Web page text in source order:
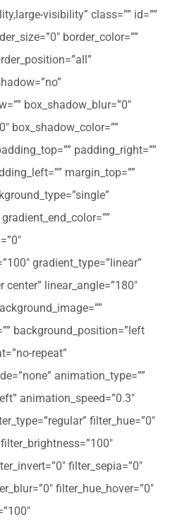
visibility” class=”” id=””
border_color=””
box_shadow_blur=”0″
box_shadow_color=””
padding_right=””
margin_top=””
gradient_type=”linear”
center” linear_angle=”180″
background_position=”left
repeat”
animation_type=””
animation_speed=”0.3″
filter_hue=”0″
filter_sepia=”0″
filter_hue_hover=”0″